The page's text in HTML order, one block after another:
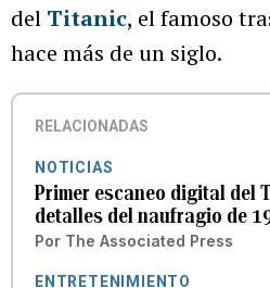
del Titanic, el famoso
hace más de un siglo.
RELACIONADAS
NOTICIAS
Primer escaneo digital del
detalles del naufragio de
Por The Associated Press
ENTRETENIMIENTO